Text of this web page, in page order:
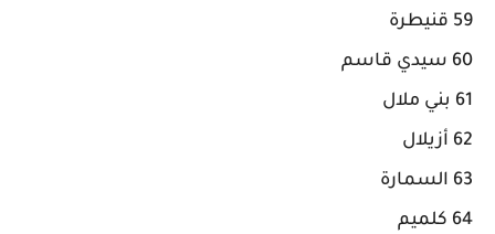
59 قنيطرة
60 سيدي قاسم
61 بني ملال
62 أزيلال
63 السمارة
64 كلميم